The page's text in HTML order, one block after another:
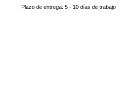
Plazo de entrega: 5 - 10 días de trabajo